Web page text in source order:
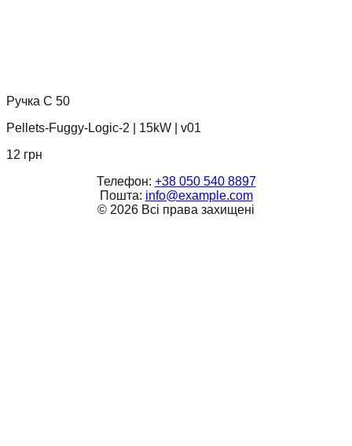
Ручка C 50
Pellets-Fuggy-Logic-2
15kW
v01
12 грн
Телефон: +38 050 540 8897
Пошта: info@example.com
© 2026 Всі права захищені